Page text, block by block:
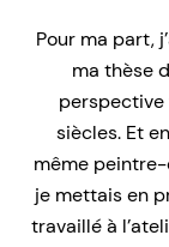
Pour ma part,
ma thèse
perspective
siècles. Et
même
je mettais en
travaillé à